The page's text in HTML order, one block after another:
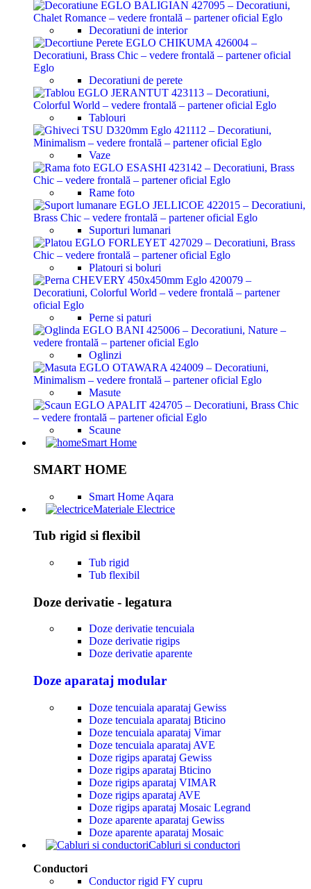
Decoratiuni de interior
Decoratiuni de perete
Tablouri
Vaze
Rame foto
Suporturi lumanari
Platouri si boluri
Perne si paturi
Oglinzi
Masute
Scaune
Smart Home
SMART HOME
Smart Home Aqara
Materiale Electrice
Tub rigid si flexibil
Tub rigid
Tub flexibil
Doze derivatie - legatura
Doze derivatie tencuiala
Doze derivatie rigips
Doze derivatie aparente
Doze aparataj modular
Doze tencuiala aparataj Gewiss
Doze tencuiala aparataj Bticino
Doze tencuiala aparataj Vimar
Doze tencuiala aparataj AVE
Doze rigips aparataj Gewiss
Doze rigips aparataj Bticino
Doze rigips aparataj VIMAR
Doze rigips aparataj AVE
Doze rigips aparataj Mosaic Legrand
Doze aparente aparataj Gewiss
Doze aparente aparataj Mosaic
Cabluri si conductori
Conductori
Conductor rigid FY cupru